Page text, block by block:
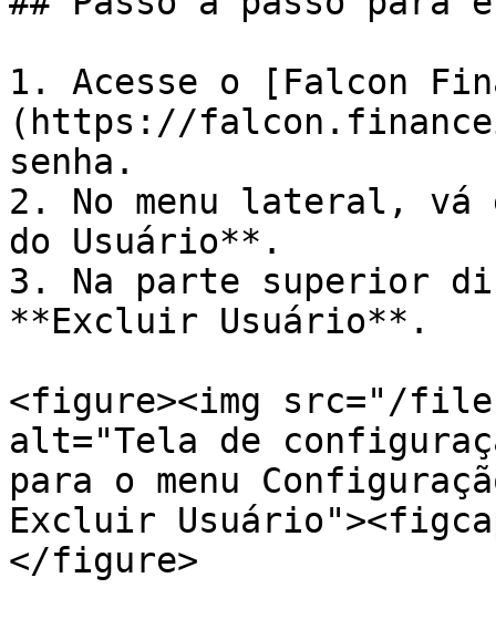
1. Acesse o [Falcon
(https://
senha.
2. No menu lateral, vá
do Usuário**.
3. Na parte superior
**Excluir Usuário**.
<figure><img src="/files/
alt="Tela de
para o menu
Excluir
</figure>